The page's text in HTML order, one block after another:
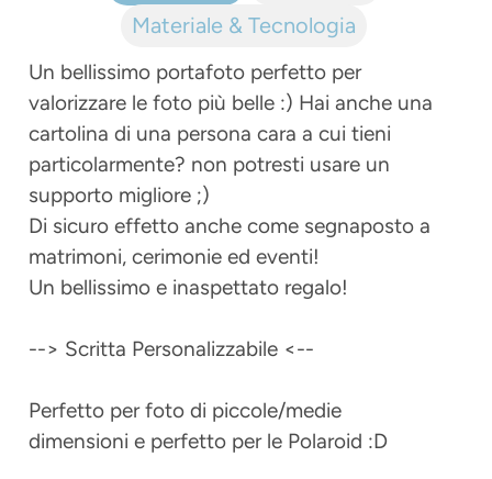
carrello
Un bellissimo portafoto perfetto per
valorizzare le foto più belle :) Hai anche una
cartolina di una persona cara a cui tieni
particolarmente? non potresti usare un
supporto migliore ;)
Di sicuro effetto anche come segnaposto a
matrimoni, cerimonie ed eventi!
Un bellissimo e inaspettato regalo!
--> Scritta Personalizzabile <--
Perfetto per foto di piccole/medie
dimensioni e perfetto per le Polaroid :D
Materiale & Tecnologia